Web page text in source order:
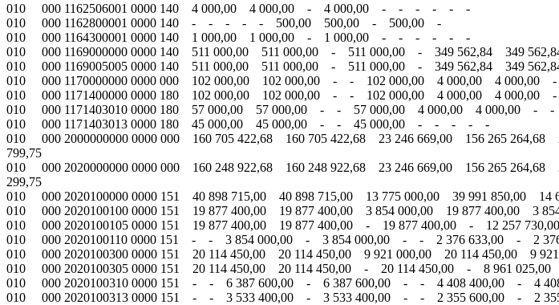
010 000 1162506001 0000 140 4 000,00 4 000,00 - 4 000,00 - - - - - -
010 000 1162800001 0000 140 - - - - - 500,00 500,00 - 500,00 -
010 000 1164300001 0000 140 1 000,00 1 000,00 - 1 000,00 - - - - - -
010 000 1169000000 0000 140 511 000,00 511 000,00 - 511 000,00 - 349 562,84 349
010 000 1169005005 0000 140 511 000,00 511 000,00 - 511 000,00 - 349 562,84 349
010 000 1170000000 0000 000 102 000,00 102 000,00 - - 102 000,00 4 000,00 4
010 000 1171400000 0000 180 102 000,00 102 000,00 - - 102 000,00 4 000,00 4
010 000 1171403010 0000 180 57 000,00 57 000,00 - - 57 000,00 4 000,00 4 000,00 - -
010 000 1171403013 0000 180 45 000,00 45 000,00 - - 45 000,00 - - - - -
010 000 2000000000 0000 000 160 705 422,68 160 705 422,68 23 246 669,00 156 265
799,75
010 000 2020000000 0000 000 160 248 922,68 160 248 922,68 23 246 669,00 156 265
299,75
010 000 2020100000 0000 151 40 898 715,00 40 898 715,00 13 775 000,00 39 991 850,00
010 000 2020100100 0000 151 19 877 400,00 19 877 400,00 3 854 000,00 19 877 400,00 3
010 000 2020100105 0000 151 19 877 400,00 19 877 400,00 - 19 877 400,00 - 12 257
010 000 2020100110 0000 151 - - 3 854 000,00 - 3 854 000,00 - - 2 376 633,00 - 2 376
010 000 2020100300 0000 151 20 114 450,00 20 114 450,00 9 921 000,00 20 114 450,00 9
010 000 2020100305 0000 151 20 114 450,00 20 114 450,00 - 20 114 450,00 - 8 961
010 000 2020100310 0000 151 - - 6 387 600,00 - 6 387 600,00 - - 4 408 400,00 - 4 408
010 000 2020100313 0000 151 - - 3 533 400,00 - 3 533 400,00 - - 2 355 600,00 - 2 355